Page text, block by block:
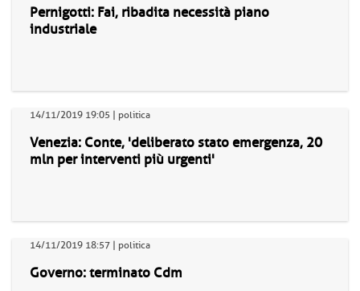
Pernigotti: Fai, ribadita necessità piano
industriale
14/11/2019 19:05 | politica
Venezia: Conte, 'deliberato stato emergenza, 20
mln per interventi più urgenti'
14/11/2019 18:57 | politica
Governo: terminato Cdm